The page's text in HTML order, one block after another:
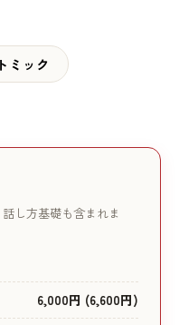
ミック
し方基礎も含まれま
6,000円 (6,600円)